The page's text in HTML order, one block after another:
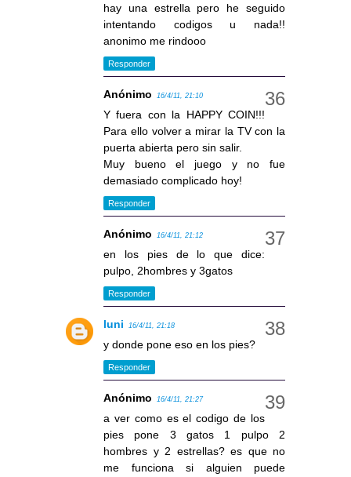
hay una estrella pero he seguido
intentando codigos u nada!!
anonimo me rindooo
Responder
Anónimo 16/4/11, 21:10
Y fuera con la HAPPY COIN!!!
Para ello volver a mirar la TV con la
puerta abierta pero sin salir.
Muy bueno el juego y no fue
demasiado complicado hoy!
Responder
Anónimo 16/4/11, 21:12
en los pies de lo que dice:
pulpo, 2hombres y 3gatos
Responder
luni 16/4/11, 21:18
y donde pone eso en los pies?
Responder
Anónimo 16/4/11, 21:27
a ver como es el codigo de los
pies pone 3 gatos 1 pulpo 2
hombres y 2 estrellas? es que no
me funciona si alguien puede